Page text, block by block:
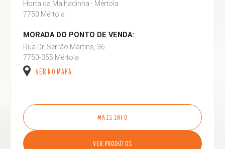
Horta da Malhadinha - Mértola
7750 Mértola
MORADA DO PONTO DE VENDA:
Rua Dr. Serrão Martins, 36
7750-355 Mértola
VER NO MAPA
MAIS INFO
VER PRODUTOS